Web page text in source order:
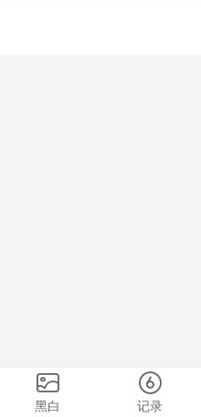
黑白 记录